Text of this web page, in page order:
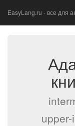
EasyLang.ru - все для